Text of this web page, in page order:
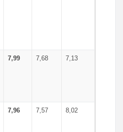
7,99 7,68 7,13
7,96 7,57 8,02